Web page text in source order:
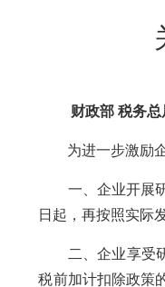
财政部 税务总
为进一步激励企
一、企业开展研
日起，再按照实际
二、企业享受研
税前加计扣除政策